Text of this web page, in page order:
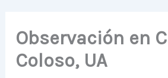
Observación en
Coloso, UA